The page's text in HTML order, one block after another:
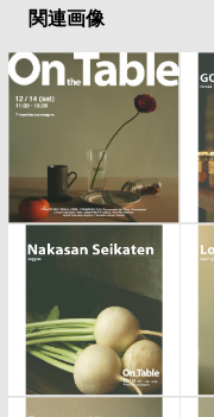
関連画像